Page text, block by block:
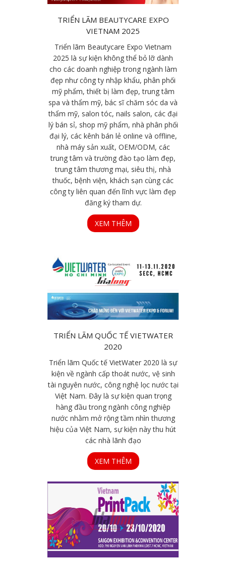
TRIỂN LÃM BEAUTYCARE EXPO
VIETNAM 2025
Triển lãm Beautycare Expo Vietnam
2025 là sự kiện không thể bỏ lỡ dành
cho các doanh nghiệp trong ngành làm
đẹp như công ty nhập khẩu, phân phối
mỹ phẩm, thiết bị làm đẹp, trung tâm
spa và thẩm mỹ, bác sĩ chăm sóc da và
thẩm mỹ, salon tóc, nails salon, các đại
lý bán sỉ, shop mỹ phẩm, nhà phân phối
đại lý, các kênh bán lẻ online và offline,
nhà máy sản xuất, OEM/ODM, các
trung tâm và trường đào tạo làm đẹp,
trung tâm thương mại, siêu thị, nhà
thuốc, bệnh viện, khách sạn cùng các
công ty liên quan đến lĩnh vực làm đẹp
đăng ký tham dự.
XEM THÊM
TRIỂN LÃM QUỐC TẾ VIETWATER
2020
Triển lãm Quốc tế VietWater 2020 là sự
kiện về ngành cấp thoát nước, vệ sinh
tài nguyên nước, công nghệ lọc nước tại
Việt Nam. Đây là sự kiện quan trọng
hàng đầu trong ngành công nghiệp
nước nhằm mở rộng tầm nhìn thương
hiệu của Việt Nam, sự kiện này thu hút
các nhà lãnh đạo
XEM THÊM